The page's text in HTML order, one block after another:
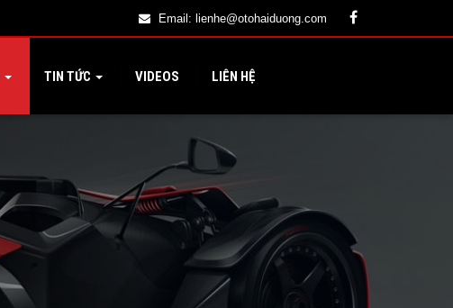
Email: lienhe@otohaiduong.com
TIN TỨC VIDEOS LIÊN HỆ